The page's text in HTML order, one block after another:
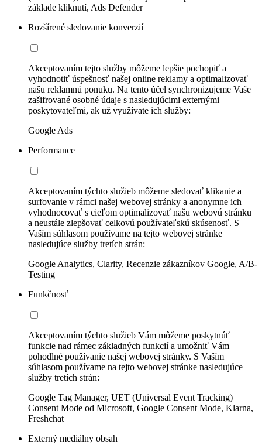
základe kliknutí, Ads Defender
Rozšírené sledovanie konverzií
Akceptovaním tejto služby môžeme lepšie pochopiť a
vyhodnotiť úspešnosť našej online reklamy a optimalizovať
našu reklamnú ponuku. Na tento účel synchronizujeme Vaše
zašifrované osobné údaje s nasledujúcimi externými
poskytovateľmi, ak už využívate ich služby:
Google Ads
Performance
Akceptovaním týchto služieb môžeme sledovať klikanie a
surfovanie v rámci našej webovej stránky a anonymne ich
vyhodnocovať s cieľom optimalizovať našu webovú stránku
a neustále zlepšovať celkovú používateľskú skúsenosť. S
Vaším súhlasom používame na tejto webovej stránke
nasledujúce služby tretích strán:
Google Analytics, Clarity, Recenzie zákazníkov Google, A/B-
Testing
Funkčnosť
Akceptovaním týchto služieb Vám môžeme poskytnúť
funkcie nad rámec základných funkcií a umožniť Vám
pohodlné používanie našej webovej stránky. S Vaším
súhlasom používame na tejto webovej stránke nasledujúce
služby tretích strán:
Google Tag Manager, UET (Universal Event Tracking)
Consent Mode od Microsoft, Google Consent Mode, Klarna,
Freshchat
Externý mediálny obsah